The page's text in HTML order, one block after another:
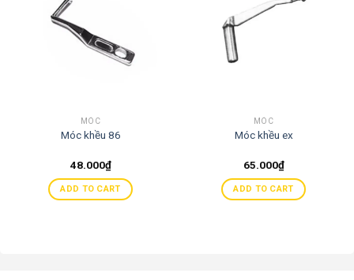
MÓC
Móc khều 86
48.000₫
ADD TO CART
MÓC
Móc khều ex
65.000₫
ADD TO CART